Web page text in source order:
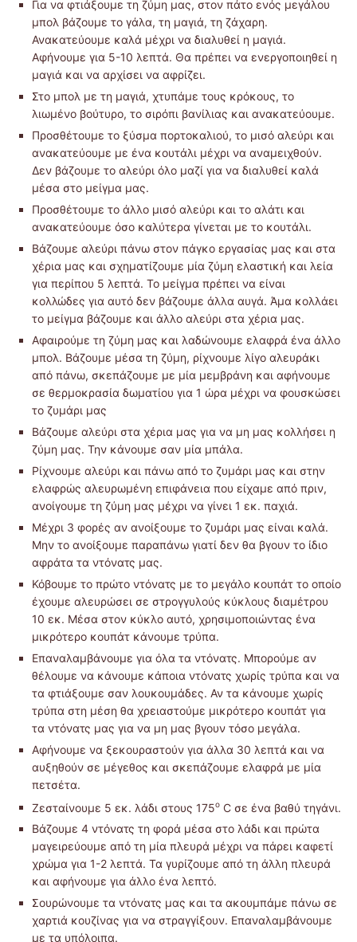
Για να φτιάξουμε τη ζύμη μας, στον πάτο ενός μεγάλου
μπολ βάζουμε το γάλα, τη μαγιά, τη ζάχαρη.
Ανακατεύουμε καλά μέχρι να διαλυθεί η μαγιά.
Αφήνουμε για 5-10 λεπτά. Θα πρέπει να ενεργοποιηθεί η
μαγιά και να αρχίσει να αφρίζει.
Στο μπολ με τη μαγιά, χτυπάμε τους κρόκους, το
λιωμένο βούτυρο, το σιρόπι βανίλιας και ανακατεύουμε.
Προσθέτουμε το ξύσμα πορτοκαλιού, το μισό αλεύρι και
ανακατεύουμε με ένα κουτάλι μέχρι να αναμειχθούν.
Δεν βάζουμε το αλεύρι όλο μαζί για να διαλυθεί καλά
μέσα στο μείγμα μας.
Προσθέτουμε το άλλο μισό αλεύρι και το αλάτι και
ανακατεύουμε όσο καλύτερα γίνεται με το κουτάλι.
Βάζουμε αλεύρι πάνω στον πάγκο εργασίας μας και στα
χέρια μας και σχηματίζουμε μία ζύμη ελαστική και λεία
για περίπου 5 λεπτά. Το μείγμα πρέπει να είναι
κολλώδες για αυτό δεν βάζουμε άλλα αυγά. Άμα κολλάει
το μείγμα βάζουμε και άλλο αλεύρι στα χέρια μας.
Αφαιρούμε τη ζύμη μας και λαδώνουμε ελαφρά ένα άλλο
μπολ. Βάζουμε μέσα τη ζύμη, ρίχνουμε λίγο αλευράκι
από πάνω, σκεπάζουμε με μία μεμβράνη και αφήνουμε
σε θερμοκρασία δωματίου για 1 ώρα μέχρι να φουσκώσει
το ζυμάρι μας
Βάζουμε αλεύρι στα χέρια μας για να μη μας κολλήσει η
ζύμη μας. Την κάνουμε σαν μία μπάλα.
Ρίχνουμε αλεύρι και πάνω από το ζυμάρι μας και στην
ελαφρώς αλευρωμένη επιφάνεια που είχαμε από πριν,
ανοίγουμε τη ζύμη μας μέχρι να γίνει 1 εκ. παχιά.
Μέχρι 3 φορές αν ανοίξουμε το ζυμάρι μας είναι καλά.
Μην το ανοίξουμε παραπάνω γιατί δεν θα βγουν το ίδιο
αφράτα τα ντόνατς μας.
Κόβουμε το πρώτο ντόνατς με το μεγάλο κουπάτ το οποίο
έχουμε αλευρώσει σε στρογγυλούς κύκλους διαμέτρου
10 εκ. Μέσα στον κύκλο αυτό, χρησιμοποιώντας ένα
μικρότερο κουπάτ κάνουμε τρύπα.
Επαναλαμβάνουμε για όλα τα ντόνατς. Μπορούμε αν
θέλουμε να κάνουμε κάποια ντόνατς χωρίς τρύπα και να
τα φτιάξουμε σαν λουκουμάδες. Αν τα κάνουμε χωρίς
τρύπα στη μέση θα χρειαστούμε μικρότερο κουπάτ για
τα ντόνατς μας για να μη μας βγουν τόσο μεγάλα.
Αφήνουμε να ξεκουραστούν για άλλα 30 λεπτά και να
αυξηθούν σε μέγεθος και σκεπάζουμε ελαφρά με μία
πετσέτα.
Ζεσταίνουμε 5 εκ. λάδι στους 175ο C σε ένα βαθύ τηγάνι.
Βάζουμε 4 ντόνατς τη φορά μέσα στο λάδι και πρώτα
μαγειρεύουμε από τη μία πλευρά μέχρι να πάρει καφετί
χρώμα για 1-2 λεπτά. Τα γυρίζουμε από τη άλλη πλευρά
και αφήνουμε για άλλο ένα λεπτό.
Σουρώνουμε τα ντόνατς μας και τα ακουμπάμε πάνω σε
χαρτιά κουζίνας για να στραγγίξουν. Επαναλαμβάνουμε
με τα υπόλοιπα.